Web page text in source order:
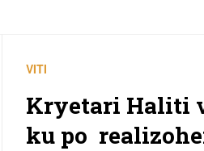
VITI
Kryetari Haliti
ku po